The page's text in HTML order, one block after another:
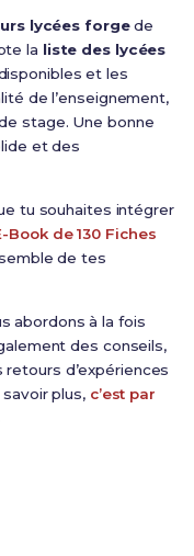
lycées forgede
la liste des lycées
et les
de l’enseignement,
stage. Une bonne
et des
tu souhaites intégrer
Book de 130 Fiches
de tes
abordons à la fois
des conseils,
d’expériences
plus, c’est par